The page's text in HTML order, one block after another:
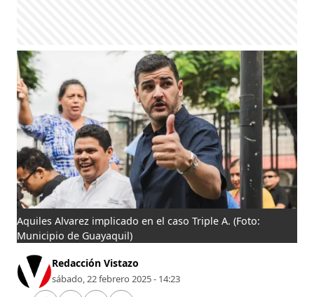
Aquiles Alvarez implicado en el caso Triple A. (Foto:
Municipio de Guayaquil)
Redacción Vistazo
sábado, 22 febrero 2025 - 14:23